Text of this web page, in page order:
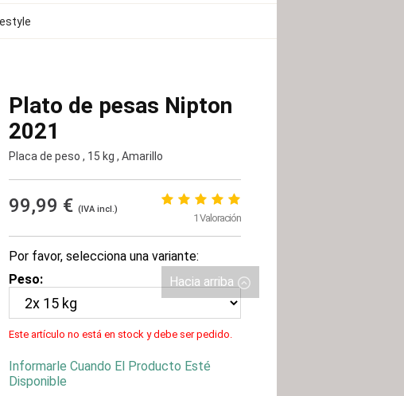
Plato de pesas Nipton
2021
Placa de peso , 15 kg , Amarillo
99,99 € (IVA incl.)
1 Valoración
Por favor, selecciona una variante:
Peso:
Este artículo no está en stock y debe ser pedido.
Informarle Cuando El Producto Esté
Disponible
Hacia arriba